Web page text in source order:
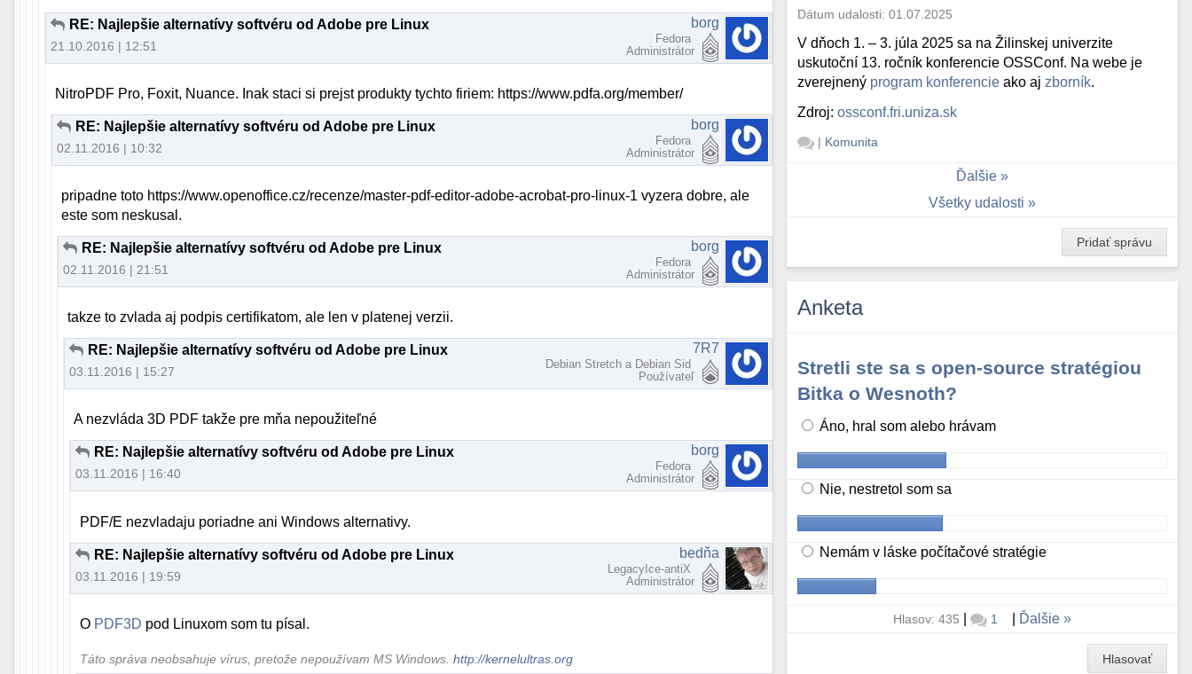
RE: Najlepšie alternatívy softvéru od Adobe pre Linux
21.10.2016 | 12:51
borg
Fedora
Administrátor
NitroPDF Pro, Foxit, Nuance. Inak staci si prejst produkty tychto firiem: https://www.pdfa.org/member/
RE: Najlepšie alternatívy softvéru od Adobe pre Linux
02.11.2016 | 10:32
borg
Fedora
Administrátor
pripadne toto https://www.openoffice.cz/recenze/master-pdf-editor-adobe-acrobat-pro-linux-1 vyzera dobre, ale
este som neskusal.
RE: Najlepšie alternatívy softvéru od Adobe pre Linux
02.11.2016 | 21:51
borg
Fedora
Administrátor
takze to zvlada aj podpis certifikatom, ale len v platenej verzii.
RE: Najlepšie alternatívy softvéru od Adobe pre Linux
03.11.2016 | 15:27
7R7
Debian Stretch a Debian Sid
Používateľ
A nezvláda 3D PDF takže pre mňa nepoužiteľné
RE: Najlepšie alternatívy softvéru od Adobe pre Linux
03.11.2016 | 16:40
borg
Fedora
Administrátor
PDF/E nezvladaju poriadne ani Windows alternativy.
RE: Najlepšie alternatívy softvéru od Adobe pre Linux
03.11.2016 | 19:59
bedňa
LegacyIce-antiX
Administrátor
O PDF3D pod Linuxom som tu písal.
Táto správa neobsahuje vírus, pretože nepoužívam MS Windows.http://kernelultras.org
Dátum udalosti:01.07.2025
V dňoch 1. – 3. júla 2025 sa na Žilinskej univerzite
uskutoční 13. ročník konferencie OSSConf. Na webe je
zverejnený program konferencie ako aj zborník.
Zdroj:ossconf.fri.uniza.sk
| Komunita
Ďalšie
Všetky udalosti
Pridať správu
Anketa
Stretli ste sa s open-source stratégiou
Bitka o Wesnoth?
Áno, hral som alebo hrávam
Nie, nestretol som sa
Nemám v láske počítačové stratégie
Hlasov: 435 | 1 Ďalšie
Hlasovať